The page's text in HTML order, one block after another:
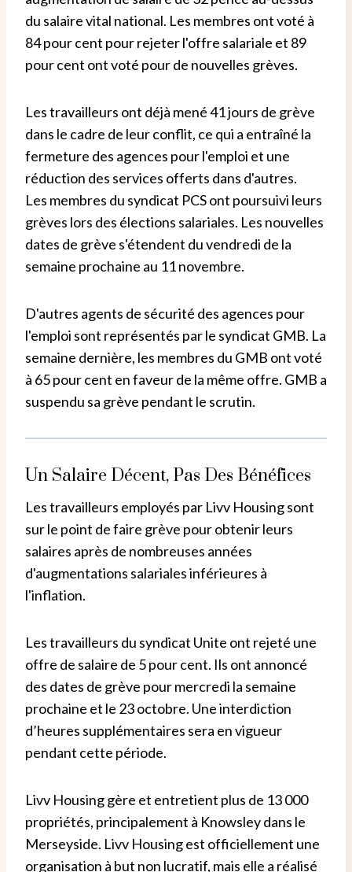
du salaire vital national. Les membres ont voté à
84 pour cent pour rejeter l'offre salariale et 89
pour cent ont voté pour de nouvelles grèves.
Les travailleurs ont déjà mené 41 jours de grève
dans le cadre de leur conflit, ce qui a entraîné la
fermeture des agences pour l'emploi et une
réduction des services offerts dans d'autres.
Les membres du syndicat PCS ont poursuivi leurs
grèves lors des élections salariales. Les nouvelles
dates de grève s'étendent du vendredi de la
semaine prochaine au 11 novembre.
D'autres agents de sécurité des agences pour
l'emploi sont représentés par le syndicat GMB. La
semaine dernière, les membres du GMB ont voté
à 65 pour cent en faveur de la même offre. GMB a
suspendu sa grève pendant le scrutin.
Un Salaire Décent, Pas Des Bénéfices
Les travailleurs employés par Livv Housing sont
sur le point de faire grève pour obtenir leurs
salaires après de nombreuses années
d'augmentations salariales inférieures à
l'inflation.
Les travailleurs du syndicat Unite ont rejeté une
offre de salaire de 5 pour cent. Ils ont annoncé
des dates de grève pour mercredi la semaine
prochaine et le 23 octobre. Une interdiction
d’heures supplémentaires sera en vigueur
pendant cette période.
Livv Housing gère et entretient plus de 13 000
propriétés, principalement à Knowsley dans le
Merseyside. Livv Housing est officiellement une
organisation à but non lucratif, mais elle a réalisé